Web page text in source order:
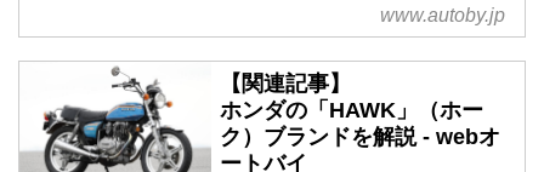
www.autoby.jp
【関連記事】
ホンダの「HAWK」（ホー
ク）ブランドを解説 - webオ
ートバイ